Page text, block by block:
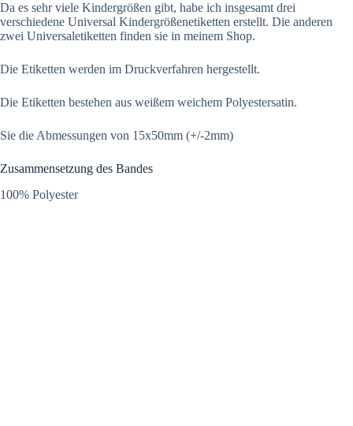
Da es sehr viele Kindergrößen gibt, habe ich insgesamt drei
verschiedene Universal Kindergrößenetiketten erstellt. Die anderen
zwei Universaletiketten finden sie in meinem Shop.
Die Etiketten werden im Druckverfahren hergestellt.
Die Etiketten bestehen aus weißem weichem Polyestersatin.
Sie die Abmessungen von 15x50mm (+/-2mm)
Zusammensetzung des Bandes
100% Polyester